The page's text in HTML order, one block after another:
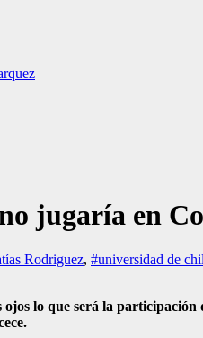
jugaría en
Rodriguez, #universidad de
ojos lo que será la